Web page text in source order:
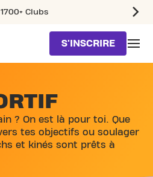
1700+ Clubs
S'INSCRIRE
? On est là pour toi. Que
tes objectifs ou soulager
et kinés sont prêts à